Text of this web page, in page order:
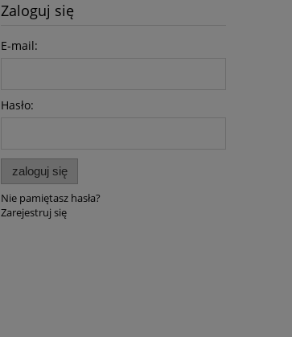
Anna Mandrela
Zaloguj się
E-mail:
Hasło:
zaloguj się
Nie pamiętasz hasła?
Zarejestruj się